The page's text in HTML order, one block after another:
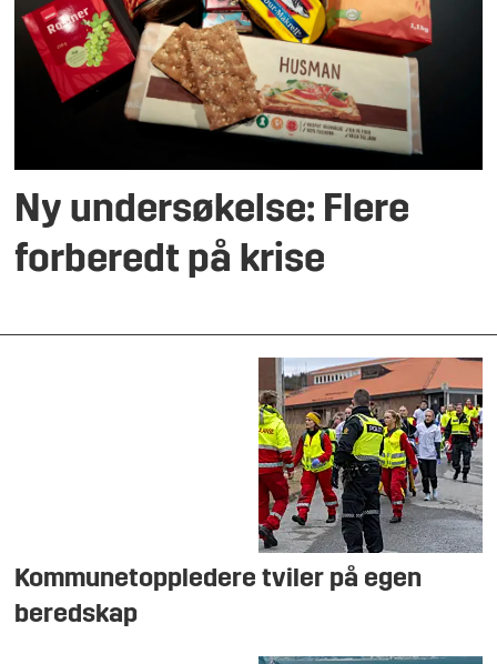
Ny undersøkelse: Flere
forberedt på krise
Kommunetoppledere tviler på egen
beredskap